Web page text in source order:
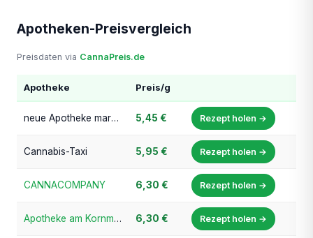
Apotheken-Preisvergleich
Preisdaten via CannaPreis.de
Apotheke Preis/g
neue Apotheke markt. Sinzheim 5,45 € Rezept holen →
Cannabis-Taxi 5,95 € Rezept holen →
CANNACOMPANY 6,30 € Rezept holen →
Apotheke am Kornmarkt 6,30 € Rezept holen →